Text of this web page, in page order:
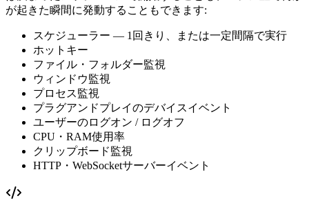
が起きた瞬間に発動することもできます:
スケジューラー — 1回きり、または一定間隔で実行
ホットキー
ファイル・フォルダー監視
ウィンドウ監視
プロセス監視
プラグアンドプレイのデバイスイベント
ユーザーのログオン / ログオフ
CPU・RAM使用率
クリップボード監視
HTTP・WebSocketサーバーイベント